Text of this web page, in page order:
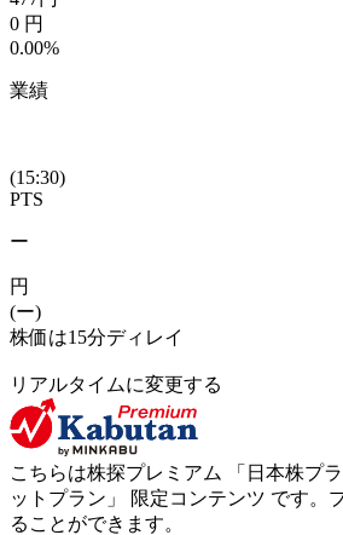
0 円
0.00%
業績
(15:30)
PTS
ー
円
(ー)
株価は15分ディレイ
リアルタイムに変更する
こちらは株探プレミアム 「 日本株プ
ットプラン 」 限定コンテンツ です。
ることができます。